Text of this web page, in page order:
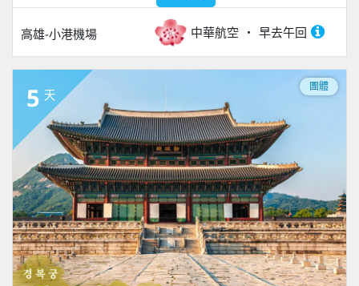
高雄-小港機場 中華航空 早去午回
5 天
團體